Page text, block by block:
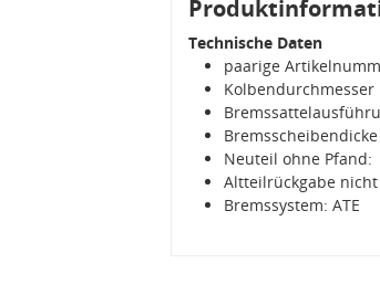
Technische Daten
paarige
Kolbendurchmesser
Neuteil ohne Pfand:
Altteilrückgabe
Bremssystem: ATE